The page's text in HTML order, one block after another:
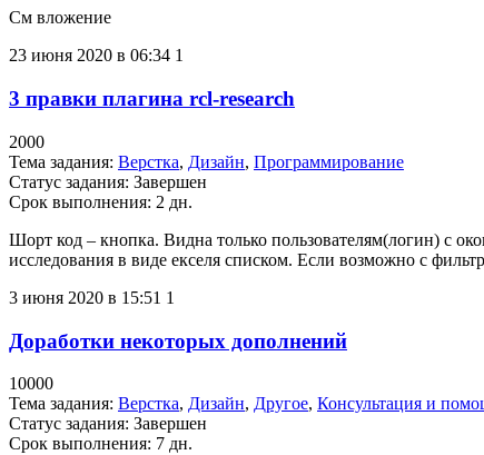
См вложение
23 июня 2020 в 06:34 1
3 правки плагина rcl-research
2000
Тема задания: Верстка, Дизайн, Программирование
Статус задания: Завершен
Срок выполнения: 2 дн.
Шорт код – кнопка. Видна только пользователям(логин) с
исследования в виде екселя списком. Если возможно с
3 июня 2020 в 15:51 1
Доработки некоторых дополнений
10000
Тема задания: Верстка, Дизайн, Другое, Консультация и
Статус задания: Завершен
Срок выполнения: 7 дн.